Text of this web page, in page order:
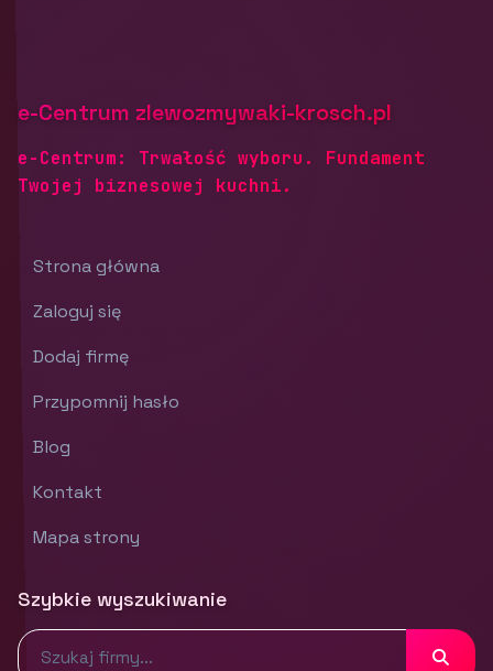
e-Centrum zlewozmywaki-krosch.pl
e-Centrum: Trwałość wyboru. Fundament
Twojej biznesowej kuchni.
Strona główna
Zaloguj się
Dodaj firmę
Przypomnij hasło
Blog
Kontakt
Mapa strony
Szybkie wyszukiwanie